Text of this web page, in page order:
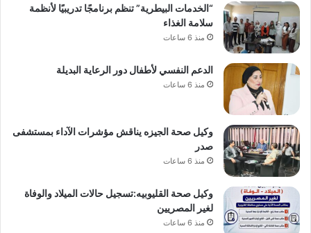
“الخدمات البيطرية” تنظم برنامجًا تدريبيًا لأنظمة
سلامة الغذاء
منذ 6 ساعات
الدعم النفسي لأطفال دور الرعاية البديلة
منذ 6 ساعات
وكيل صحة الجيزه يناقش مؤشرات الآداء بمستشفى
صدر
منذ 6 ساعات
وكيل صحة القليوبيه:تسجيل حالات الميلاد والوفاة
لغير المصريين
منذ 6 ساعات